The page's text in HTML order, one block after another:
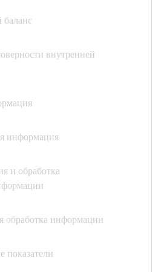
баланс
внутренней
информация
и обработка
обработка информации
показатели